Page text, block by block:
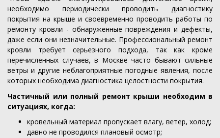
необходимо периодически проводить диагностику
покрытия на крыше и своевременно проводить работы по
ремонту кровли - обнаруженные повреждения и дефекты,
даже если они незначительные. Профессиональный ремонт
кровли требует серьезного подхода, так как кроме
перечисленных случаев, в Москве часто бывают сильные
ветры и другие неблагоприятные погодные явления, после
которых необходима диагностика целостности покрытия.
Частичный или полный ремонт крыши необходим в
ситуациях, когда:
кровельный материал пропускает влагу, ветер, холод;
давно не проводился плановый осмотр;